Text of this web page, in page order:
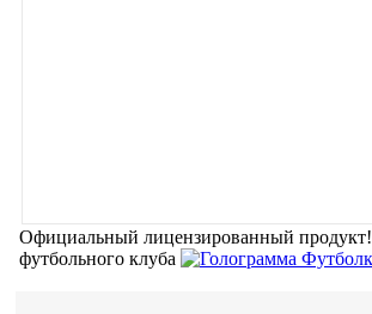
Официальный лицензированный продукт!
футбольного клуба